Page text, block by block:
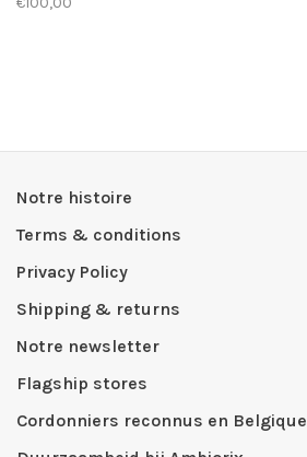
Notre histoire
Terms & conditions
Privacy Policy
Shipping & returns
Notre newsletter
Flagship stores
Cordonniers reconnus en Belgique